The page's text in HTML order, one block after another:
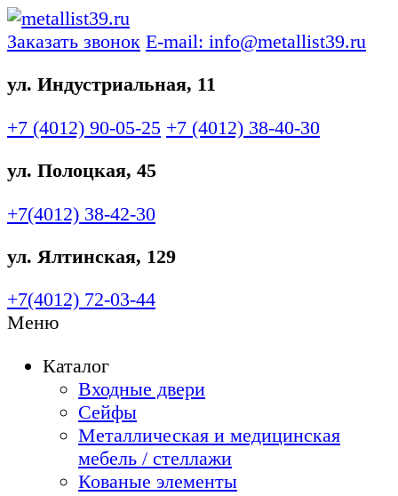
Заказать звонок E-mail: info@metallist39.ru
ул. Индустриальная, 11
+7 (4012) 90-05-25 +7 (4012) 38-40-30
ул. Полоцкая, 45
+7(4012) 38-42-30
ул. Ялтинская, 129
+7(4012) 72-03-44
Меню
Каталог
Входные двери
Сейфы
Металлическая и медицинская
мебель / стеллажи
Кованые элементы